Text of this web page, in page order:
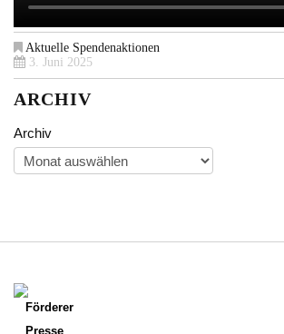
Aktuelle Spendenaktionen
3. Juni 2025
ARCHIV
Archiv
Förderer
Presse